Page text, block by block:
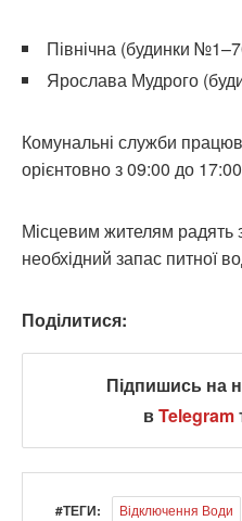
Північна (будинки
Ярослава Мудрого
Комунальні служби
орієнтовно з 09:00 до
Місцевим жителям радять
необхідний запас питної
Поділитися:
Підпишись на
вTelegram
#ТЕГИ:
Відключення Води